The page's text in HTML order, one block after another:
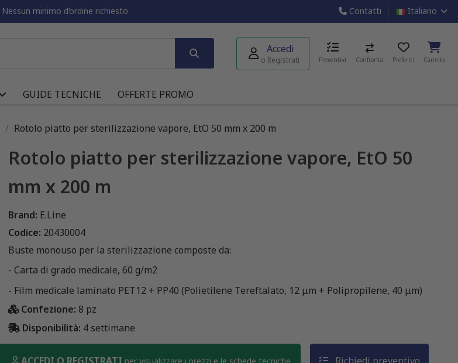
Nessun minimo d’ordine richiesto Contatti Italiano
Accedi
o Registrati Preventivi Confronta Preferiti Carrello
GUIDE TECNICHE OFFERTE PROMO
Rotolo piatto per sterilizzazione vapore, EtO 50 mm x 200 m
Rotolo piatto per sterilizzazione vapore, EtO 50
mm x 200 m
Brand: E.Line
Codice: 20430004
Buste monouso per la sterilizzazione composte da:
- Carta di grado medicale, 60 g/m2
- Film medicale laminato PET12 + PP40 (Polietilene Tereftalato, 12 μm + Polipropilene, 40 μm)
Confezione: 8 pz
Disponibilità: 4 settimane